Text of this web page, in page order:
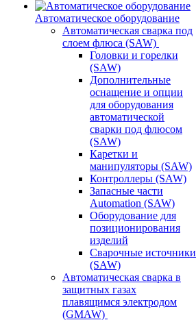
Автоматическое оборудование
Автоматическая сварка под
слоем флюса (SAW)
Головки и горелки
(SAW)
Дополнительные
оснащение и опции
для оборудования
автоматической
сварки под флюсом
(SAW)
Каретки и
манипуляторы (SAW)
Контроллеры (SAW)
Запасные части
Automation (SAW)
Оборудование для
позиционирования
изделий
Сварочные источники
(SAW)
Автоматическая сварка в
защитных газах
плавящимся электродом
(GMAW)